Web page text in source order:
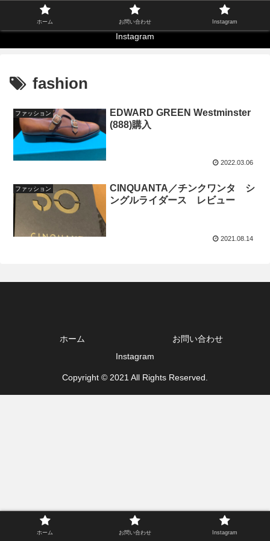
お問い合わせ
Instagram
fashion
ファッション
EDWARD GREEN Westminster
(888)購入
2022.03.06
ファッション
CINQUANTA／チンクワンタ シ
ングルライダース レビュー
2021.08.14
ホーム
お問い合わせ
Instagram
Copyright © 2021 All Rights Reserved.
ホーム お問い合わせ Instagram
ホーム お問い合わせ Instagram